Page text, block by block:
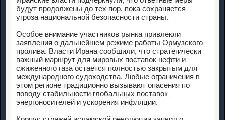
будут продолжены до тех пор, пока сохраняется
угроза национальной безопасности страны.
Особое внимание участников рынка привлекли
заявления о дальнейшем режиме работы Ормузского
пролива. Власти Ирана сообщили, что стратегически
важный маршрут для мировых поставок нефти и
сжиженного газа остается полностью закрытым для
международного судоходства. Любые ограничения в
этом регионе традиционно вызывают опасения по
поводу стабильности глобальных поставок
энергоносителей и ускорения инфляции.